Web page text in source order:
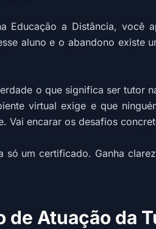
Educação a Distância, você
aluno e o abandono
o que significa ser tutor
virtual exige e que
Vai encarar os desafios
só um certificado. Ganha
de Atuação da